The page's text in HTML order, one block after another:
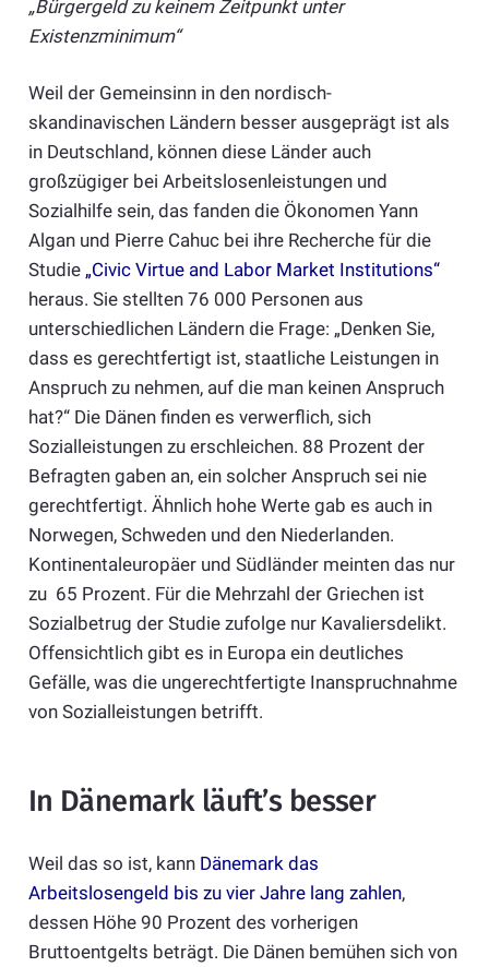
„Bürgergeld zu keinem Zeitpunkt unter
Existenzminimum“
Weil der Gemeinsinn in den nordisch-
skandinavischen Ländern besser ausgeprägt ist als
in Deutschland, können diese Länder auch
großzügiger bei Arbeitslosenleistungen und
Sozialhilfe sein, das fanden die Ökonomen Yann
Algan und Pierre Cahuc bei ihre Recherche für die
Studie „Civic Virtue and Labor Market Institutions“
heraus. Sie stellten 76 000 Personen aus
unterschiedlichen Ländern die Frage: „Denken Sie,
dass es gerechtfertigt ist, staatliche Leistungen in
Anspruch zu nehmen, auf die man keinen Anspruch
hat?“ Die Dänen finden es verwerflich, sich
Sozialleistungen zu erschleichen. 88 Prozent der
Befragten gaben an, ein solcher Anspruch sei nie
gerechtfertigt. Ähnlich hohe Werte gab es auch in
Norwegen, Schweden und den Niederlanden.
Kontinentaleuropäer und Südländer meinten das nur
zu 65 Prozent. Für die Mehrzahl der Griechen ist
Sozialbetrug der Studie zufolge nur Kavaliersdelikt.
Offensichtlich gibt es in Europa ein deutliches
Gefälle, was die ungerechtfertigte Inanspruchnahme
von Sozialleistungen betrifft.
In Dänemark läuft’s besser
Weil das so ist, kann Dänemark das
Arbeitslosengeld bis zu vier Jahre lang zahlen,
dessen Höhe 90 Prozent des vorherigen
Bruttoentgelts beträgt. Die Dänen bemühen sich von